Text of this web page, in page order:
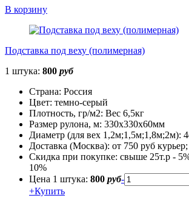
В корзину
Подставка под веху (полимерная)
1 штука: 800 руб
Страна: Россия
Цвет: темно-серый
Плотность, гр/м2: Вес 6,5кг
Размер рулона, м: 330х330х60мм
Диаметр (для вех 1,2м;1,5м;1,8м;2м):
Доставка (Москва): от 750 руб
Скидка при покупке: свыше 25т.р -
10%
Цена 1 штука: 800 руб-
+Купить